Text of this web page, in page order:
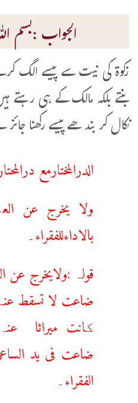
الجواب :بسم
زکوۃ کی نیت سے پیسے الگ
بنتے بلکہ مالک کے ہی رہتے
نکال کر بندھے پیسے رکھنا
الدرالمختارمع
ولا یخرج عن
بالاداءللفقراء۔
قولہ :ولایخرج عن
ضاعت لا تسقط
کانت میراثا
ضاعت فی ید
الفقراء۔